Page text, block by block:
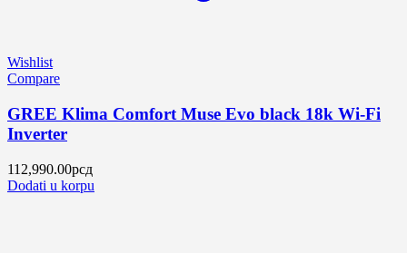
Wishlist
Compare
GREE Klima Comfort Muse Evo black 18k Wi-Fi
Inverter
112,990.00рсд
Dodati u korpu